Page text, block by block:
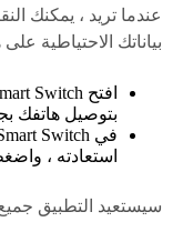
بياناتك الاحتياطية
بتوصيل هاتفك
استعادته ،
سيستعيد التطبيق